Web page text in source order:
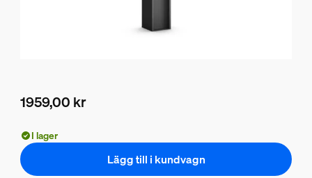
1959,00 kr
I lager
Lägg till i kundvagn